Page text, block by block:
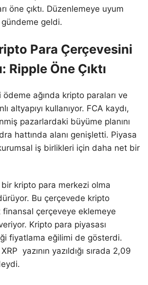
öne çıktı. Düzenlemeye uyum
gündeme geldi.
Para Çerçevesini
Ripple Öne Çıktı
ödeme ağında kripto paraları ve
altyapıyı kullanıyor. FCA kaydı,
pazarlardaki büyüme planını
hattında alanı genişletti. Piyasa
iş birlikleri için daha net bir
kripto para merkezi olma
Bu çerçevede kripto
finansal çerçeveye eklemeye
Kripto para piyasası
fiyatlama eğilimi de gösterdi.
yazının yazıldığı sırada 2,09